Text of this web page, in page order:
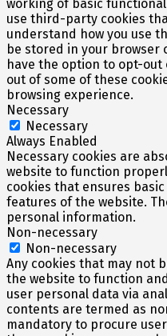
working of basic
use third-party cookies
understand how you use
be stored in your browser
have the option to opt-out
out of some of these
browsing experience.
Necessary
Necessary
Always Enabled
Necessary cookies are
website to function
cookies that ensures
features of the website.
personal information.
Non-necessary
Non-necessary
Any cookies that may not
the website to function
user personal data via
contents are termed as
mandatory to procure